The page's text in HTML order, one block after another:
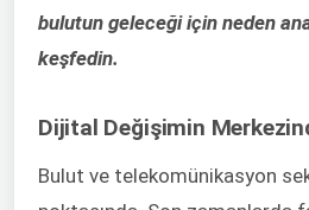
bulutun geleceği için neden
keşfedin.
Dijital Değişimin
Bulut ve telekomünikasyon